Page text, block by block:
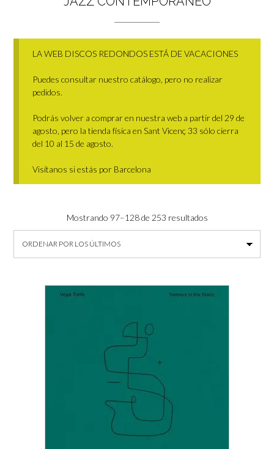
LA WEB DISCOS REDONDOS ESTÁ DE VACACIONES
Puedes consultar nuestro catálogo, pero no realizar
pedidos.
Podrás volver a comprar en nuestra web a partir del 29 de
agosto, pero la tienda física en Sant Vicenç 33 sólo cierra
del 10 al 15 de agosto.
Visítanos si estás por Barcelona
Mostrando 97–128 de 253 resultadosOrdenado
por
últimos